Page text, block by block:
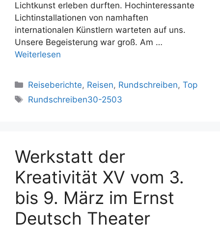
Lichtkunst erleben durften. Hochinteressante
Lichtinstallationen von namhaften
internationalen Künstlern warteten auf uns.
Unsere Begeisterung war groß. Am …
Weiterlesen
Kategorien
Reiseberichte, Reisen, Rundschreiben,Top
Schlagwörter
Rundschreiben30-2503
Werkstatt der
Kreativität XV vom 3.
bis 9. März im Ernst
Deutsch Theater